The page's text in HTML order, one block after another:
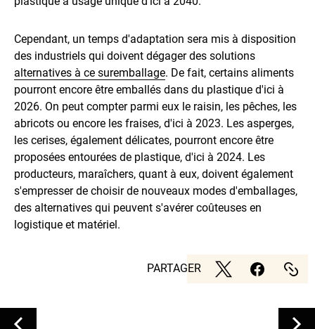
Cependant, un temps d'adaptation sera mis à disposition
des industriels qui doivent dégager des solutions
alternatives à ce suremballage. De fait, certains aliments
pourront encore être emballés dans du plastique d'ici à
2026. On peut compter parmi eux le raisin, les pêches, les
abricots ou encore les fraises, d'ici à 2023. Les asperges,
les cerises, également délicates, pourront encore être
proposées entourées de plastique, d'ici à 2024. Les
producteurs, maraîchers, quant à eux, doivent également
s'empresser de choisir de nouveaux modes d'emballages,
des alternatives qui peuvent s'avérer coûteuses en
logistique et matériel.
PARTAGER